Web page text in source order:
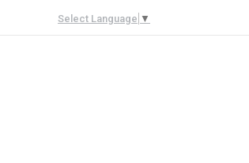
Select Language ▼